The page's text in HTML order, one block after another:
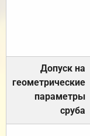
Допуск на
геометрические
параметры
сруба